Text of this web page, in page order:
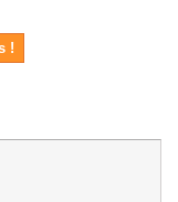
!